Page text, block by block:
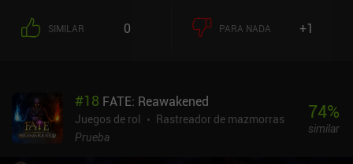
SIMILAR 0 PARA NADA +1
#18 FATE: Reawakened
Juegos de rol
Rastreador de mazmorras
Prueba
74%
similar